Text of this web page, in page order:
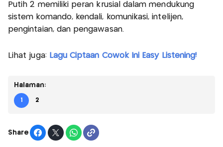
Putih 2 memiliki peran krusial dalam mendukung
sistem komando, kendali, komunikasi, intelijen,
pengintaian, dan pengawasan.
Lihat juga: Lagu Ciptaan Cowok Ini Easy Listening!
Halaman:
1 2
Share